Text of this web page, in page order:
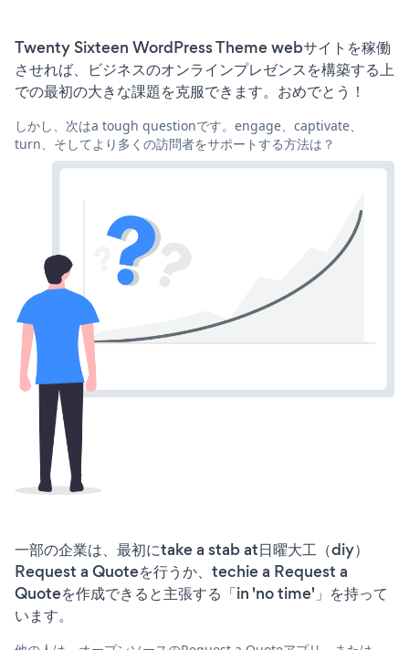
Twenty Sixteen WordPress Theme webサイトを稼働
させれば、ビジネスのオンラインプレゼンスを構築する上
での最初の大きな課題を克服できます。おめでとう！
しかし、次はa tough questionです。engage、captivate、
turn、そしてより多くの訪問者をサポートする方法は？
一部の企業は、最初にtake a stab at日曜大工（diy）
Request a Quoteを行うか、techie a Request a
Quoteを作成できると主張する「in 'no time'」を持って
います。